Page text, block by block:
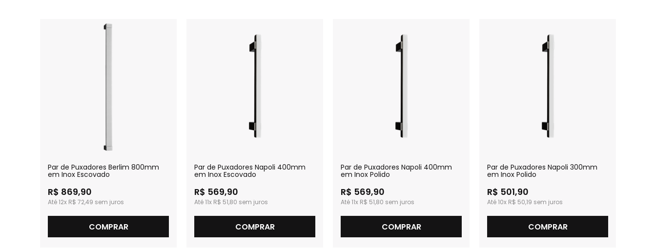
Par de Puxadores Berlim 800mm
em Inox Escovado
R$ 869,90
12x R$ 72,49
COMPRAR
Par de Puxadores Napoli 400mm
em Inox Escovado
R$ 569,90
11x R$ 51,80
COMPRAR
Par de Puxadores Napoli 400mm
em Inox Polido
R$ 569,90
11x R$ 51,80
COMPRAR
Par de Puxadores Napoli 300mm
em Inox Polido
R$ 501,90
10x R$ 50,19
COMPRAR